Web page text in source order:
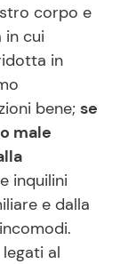
corpo e
in cui
in
bene; se
male
inquilini
e dalla
al